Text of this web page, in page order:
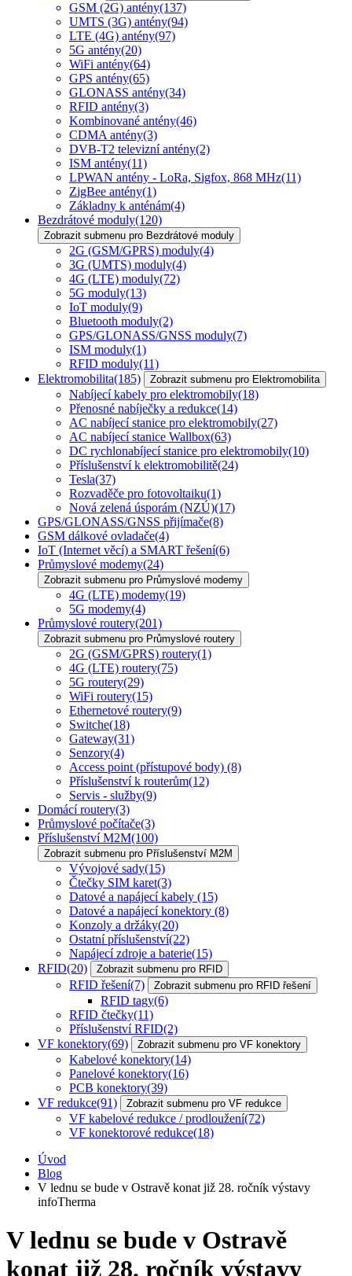
GSM (2G) antény(137)
UMTS (3G) antény(94)
LTE (4G) antény(97)
5G antény(20)
WiFi antény(64)
GPS antény(65)
GLONASS antény(34)
RFID antény(3)
Kombinované antény(46)
CDMA antény(3)
DVB-T2 televizní antény(2)
ISM antény(11)
LPWAN antény - LoRa, Sigfox, 868 MHz(11)
ZigBee antény(1)
Základny k anténám(4)
Bezdrátové moduly(120)
Zobrazit submenu pro Bezdrátové moduly
2G (GSM/GPRS) moduly(4)
3G (UMTS) moduly(4)
4G (LTE) moduly(72)
5G moduly(13)
IoT moduly(9)
Bluetooth moduly(2)
GPS/GLONASS/GNSS moduly(7)
ISM moduly(1)
RFID moduly(11)
Elektromobilita(185) Zobrazit submenu pro Elektromobilita
Nabíjecí kabely pro elektromobily(18)
Přenosné nabíječky a redukce(14)
AC nabíjecí stanice pro elektromobily(27)
AC nabíjecí stanice Wallbox(63)
DC rychlonabíjecí stanice pro elektromobily(10)
Příslušenství k elektromobilitě(24)
Tesla(37)
Rozvaděče pro fotovoltaiku(1)
Nová zelená úsporám (NZÚ)(17)
GPS/GLONASS/GNSS přijímače(8)
GSM dálkové ovladače(4)
IoT (Internet věcí) a SMART řešení(6)
Průmyslové modemy(24)
Zobrazit submenu pro Průmyslové modemy
4G (LTE) modemy(19)
5G modemy(4)
Průmyslové routery(201)
Zobrazit submenu pro Průmyslové routery
2G (GSM/GPRS) routery(1)
4G (LTE) routery(75)
5G routery(29)
WiFi routery(15)
Ethernetové routery(9)
Switche(18)
Gateway(31)
Senzory(4)
Access point (přístupové body) (8)
Příslušenství k routerům(12)
Servis - služby(9)
Domácí routery(3)
Průmyslové počítače(3)
Příslušenství M2M(100)
Zobrazit submenu pro Příslušenství M2M
Vývojové sady(15)
Čtečky SIM karet(3)
Datové a napájecí kabely (15)
Datové a napájecí konektory (8)
Konzoly a držáky(20)
Ostatní příslušenství(22)
Napájecí zdroje a baterie(15)
RFID(20) Zobrazit submenu pro RFID
RFID řešení(7) Zobrazit submenu pro RFID řešení
RFID tagy(6)
RFID čtečky(11)
Příslušenství RFID(2)
VF konektory(69) Zobrazit submenu pro VF konektory
Kabelové konektory(14)
Panelové konektory(16)
PCB konektory(39)
VF redukce(91) Zobrazit submenu pro VF redukce
VF kabelové redukce / prodloužení(72)
VF konektorové redukce(18)
Úvod
Blog
V lednu se bude v Ostravě konat již 28. ročník výstavy
infoTherma
V lednu se bude v Ostravě
konat již 28. ročník výstavy